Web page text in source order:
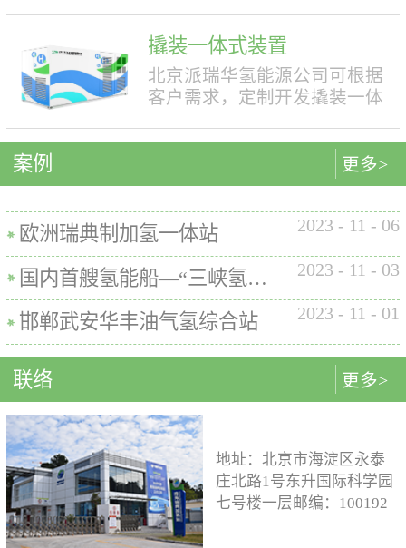
需求，定制满足中国标准（例
如GB50516, GB/T 43674等）、
欧盟标准（例如IEC 60069, EN
内的使用要求。公司的产品已
在国内、欧盟、日本、塞尔维
数表常规工作压力等级35MPa /
70MPa / 35&70MPa流量范围
0.1~7.2 kg/min计量精度±1%可
选加氢枪TK16或TK17或TK25
加氢枪数量单枪或双枪红外通
讯可选配预冷可选配防爆等级
（参考）II 3 G Ex h ia db mb eb
一，拥有丰富的车载储供氢系
统项目经验，公司具有5000套
年生产能力。公司可根据客户
需求，对不同车型提供合理且
最优的设计方案，并根据安装
求进行定制化的设计，为客户
匹配最佳的设计方案。车载氢
系统设计制造遵循GB/T
26990、GB/T 29126、GB/T
24549等标准。公司车载氢系统
氢系统主要包括加氢模块、储
氢模块、供氢模块以及控制模
块。车载储供氢系统所有管
路、阀门及接头等采用不与高
压氢气介质发生化学反应的材
料。电气元件及线束均具有防
水、阻燃防爆的功能；车载储
供氢系统及其附属零部件均通
过高低温、盐雾、IP防护等级
等相关型式试验，以保证氢系
统的安全性及稳定性；氢系统
支架、加注口等均通过检验验
证；系统具备防过压、防过
撬装一体式装置
北京派瑞华氢能源公司可根据
客户需求，定制开发撬装一体
体可细分为大型撬装装置、小
型撬装装置、制氢加氢一体机
和小型加氢装置，以上装置在
国内、欧盟、日本等地得到应
用。撬装一体式制氢、储氢、
地小，节省空间，维护维修方
便。2. 各模块紧密融合，运行
效率高。3. 节能环保。撬装一
体式装置性能参数表制氢能力
500Nm3以下加氢等级
100~1000kg/d氢气压缩额定工作
压力45MPa/87.5MPa氢气加注额
定工作压力35MPa/70MPa环境
温度-40~+50℃参考标准T/ZSA
235-2024, GB50516, GB 50177,
GB/T 43674, IEC 60069, EN ISO
80079等。
案例
欧洲瑞典制加氢一体站 2023 - 11 - 06
国内首艘氢能船—“三峡氢舟1”号船载氢系统 2023 - 11 - 03
邯郸武安华丰油气氢综合站 2023 - 11 - 01
更多>
更多>
联络
地址：北京市海淀区永泰
庄北路1号东升国际科学园
七号楼一层邮编：100192